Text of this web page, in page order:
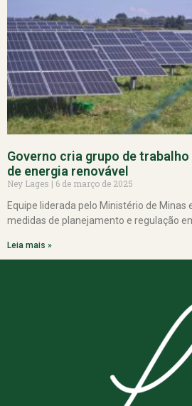
Governo cria grupo de
de energia renovável
Ney Lages
6 de março de 2025
Equipe liderada pelo Ministério de Minas
medidas de planejamento e regulação
Leia mais »